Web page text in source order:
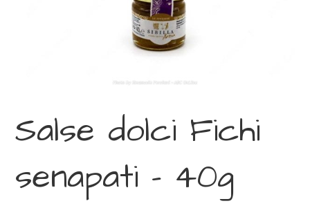
Salse dolci Fichi
senapati – 40g